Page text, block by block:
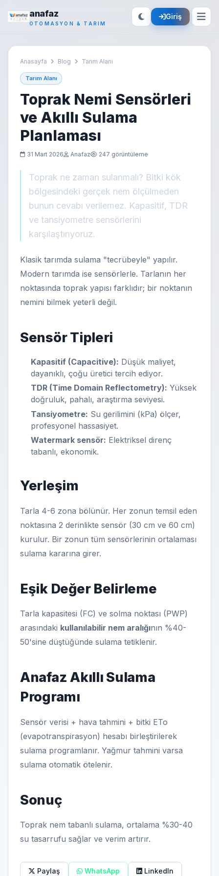
anafaz
OTOMASYON & TARIM
Giriş
Anasayfa Blog Tarım Alanı
Tarım Alanı
Toprak Nemi Sensörleri
ve Akıllı Sulama
Planlaması
31 Mart 2026 Anafaz 247 görüntüleme
Toprak ne zaman sulanmalı? Bitki kök
bölgesindeki gerçek nem ölçülmeden
bunun cevabı verilemez. Kapasitif, TDR
ve tansiyometre sensörlerini
karşılaştırıyoruz.
Klasik tarımda sulama "tecrübeyle" yapılır.
Modern tarımda ise sensörlerle. Tarlanın her
noktasında toprak yapısı farklıdır; bir noktanın
nemini bilmek yeterli değil.
Sensör Tipleri
Kapasitif (Capacitive): Düşük maliyet,
dayanıklı, çoğu üretici tercih ediyor.
TDR (Time Domain Reflectometry): Yüksek
doğruluk, pahalı, araştırma seviyesi.
Tansiyometre: Su gerilimini (kPa) ölçer,
profesyonel hassasiyet.
Watermark sensör: Elektriksel direnç
tabanlı, ekonomik.
Yerleşim
Tarla 4-6 zona bölünür. Her zonun temsil eden
noktasına 2 derinlikte sensör (30 cm ve 60 cm)
kurulur. Bir zonun tüm sensörlerinin ortalaması
sulama kararına girer.
Eşik Değer Belirleme
Tarla kapasitesi (FC) ve solma noktası (PWP)
arasındaki kullanılabilir nem aralığının %40-
50'sine düştüğünde sulama tetiklenir.
Anafaz Akıllı Sulama
Programı
Sensör verisi + hava tahmini + bitki ETo
(evapotranspirasyon) hesabı birleştirilerek
sulama programlanır. Yağmur tahmini varsa
sulama otomatik ötelenir.
Sonuç
Toprak nem tabanlı sulama, ortalama %30-40
su tasarrufu sağlar ve verim artırır.
Paylaş WhatsApp LinkedIn